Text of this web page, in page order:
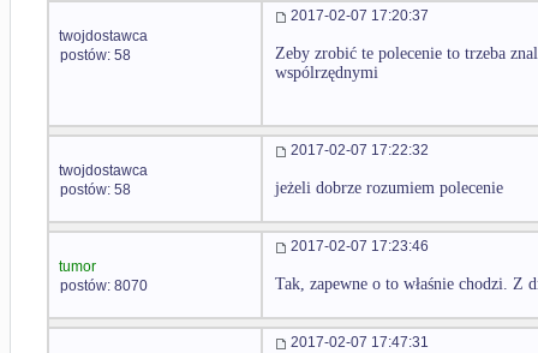
twojdostawca
postów: 58
2017-02-07 17:20:37
Zeby zrobić te polecenie to trzeba
wspólrzędnymi
twojdostawca
postów: 58
2017-02-07 17:22:32
jeżeli dobrze rozumiem polecenie
tumor
postów: 8070
2017-02-07 17:23:46
Tak, zapewne o to właśnie chodzi. Z
2017-02-07 17:47:31